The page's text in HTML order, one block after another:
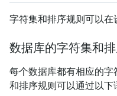
字符集和排序规则可以在
数据库的字符集和排
每个数据库都有相应的
和排序规则可以通过以下